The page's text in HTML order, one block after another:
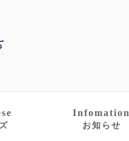
Infomation
お知らせ